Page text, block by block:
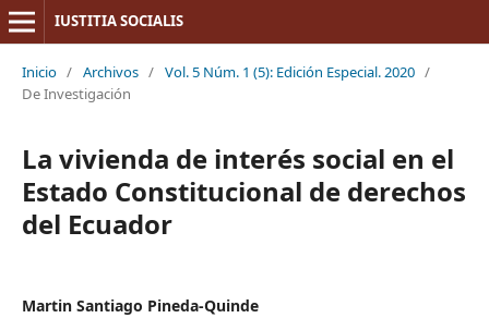
IUSTITIA SOCIALIS
Inicio / Archivos / Vol. 5 Núm. 1 (5): Edición Especial. 2020 /
De Investigación
La vivienda de interés social en el
Estado Constitucional de derechos
del Ecuador
Martin Santiago Pineda-Quinde